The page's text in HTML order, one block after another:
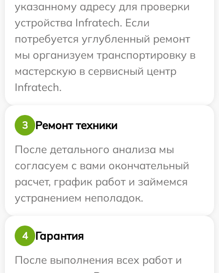
указанному адресу для проверки
устройства Infratech. Если
потребуется углубленный ремонт
мы организуем транспортировку в
мастерскую в сервисный центр
Infratech.
3
Ремонт техники
После детального анализа мы
согласуем с вами окончательный
расчет, график работ и займемся
устранением неполадок.
4
Гарантия
После выполнения всех работ и